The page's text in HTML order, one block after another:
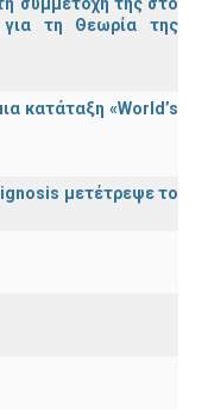
για τη Θεωρία της
κατάταξη «World’s
μετέτρεψε το